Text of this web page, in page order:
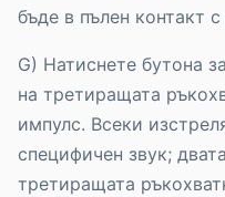
бъде в пълен контакт с
G) Натиснете бутона
на третиращата
импулс. Всеки
специфичен звук;
третиращата